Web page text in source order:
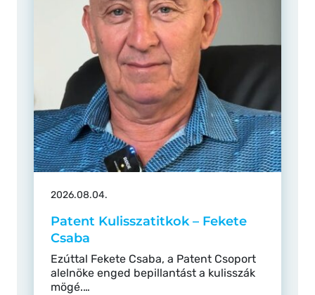
2026.08.04.
Patent Kulisszatitkok – Fekete
Csaba
Ezúttal Fekete Csaba, a Patent Csoport
alelnöke enged bepillantást a kulisszák
mögé.…